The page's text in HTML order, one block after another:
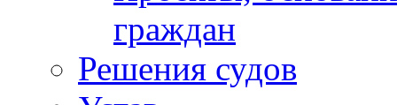
граждан
Решения судов